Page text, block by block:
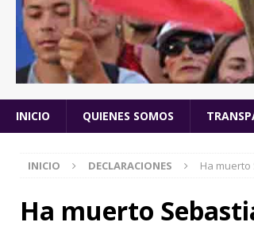
INICIO QUIENES SOMOS
INICIO DECLARACIONES Ha
Ha muerto